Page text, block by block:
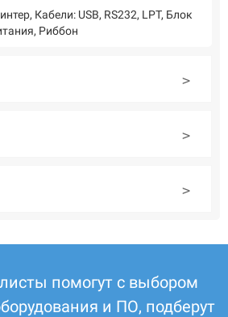
Кабели: USB, RS232, LPT, Блок
Риббон
помогут с выбором
и ПО, подберут